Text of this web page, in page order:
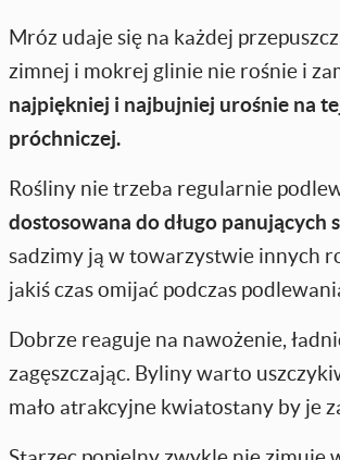
Mróz udaje się na każdej
zimnej i mokrej glinie nie rośnie i
najpiękniej i najbujniej urośnie na
próchniczej.
Rośliny nie trzeba regularnie
dostosowana do długo panujących
sadzimy ją w towarzystwie innych
jakiś czas omijać podczas
Dobrze reaguje na nawożenie,
zagęszczając. Byliny warto
mało atrakcyjne kwiatostany by je